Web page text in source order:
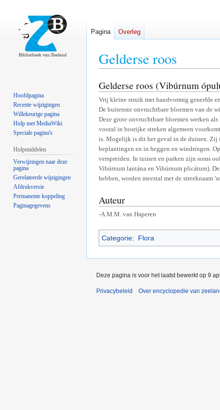
Gelderse roos
Naar
navigatie
springen
Naar
zoeken
springen
Gelderse roos (Vibúrnum
Vrij kleine struik met handvormig generfde
De buitenste onvruchtbare bloemen van de
Deze grote onvruchtbare bloemen werken
vooral in bosrijke streken algemeen
is. Mogelijk is dit het geval in de duinen. Zij
beplantingen en in heggen en windringen.
verspreiden. In tuinen en parken zijn soms
Vibúrnum lantána en Vibúrnum plicátum).
hebben, worden meestal met de streeknaam
Auteur
-A.M.M. van Haperen
Categorie: Flora
Pagina Overleg
Hoofdpagina
Recente wijzigingen
Willekeurige pagina
Hulp met MediaWiki
Speciale pagina's
Hulpmiddelen
Verwijzingen naar deze
pagina
Gerelateerde wijzigingen
Afdrukversie
Permanente koppeling
Paginagegevens
Deze pagina is voor het laatst bewerkt op 9
Privacybeleid Over encyclopedie van